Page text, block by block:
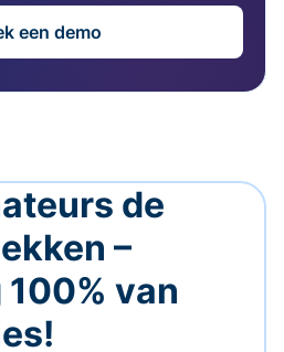
een demo
de
–
van